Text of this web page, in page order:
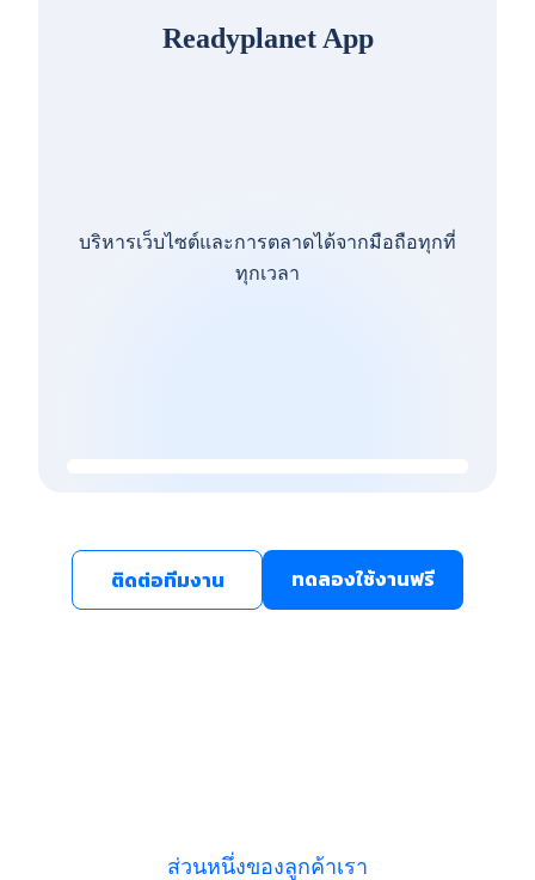
Readyplanet App
บริหารเว็บไซต์และการตลาดได้จากมือถือทุกที่
ทุกเวลา
ติดต่อทีมงาน ทดลองใช้งานฟรี
ส่วนหนึ่งของลูกค้าเรา